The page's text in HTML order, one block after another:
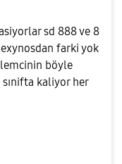
sd 888 ve 8
farki yok
böyle
kaliyor her